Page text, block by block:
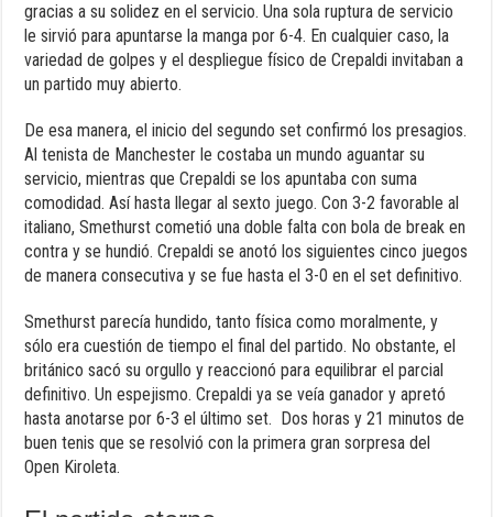
gracias a su solidez en el servicio. Una sola ruptura de servicio
le sirvió para apuntarse la manga por 6-4. En cualquier caso, la
variedad de golpes y el despliegue físico de Crepaldi invitaban a
un partido muy abierto.
De esa manera, el inicio del segundo set confirmó los presagios.
Al tenista de Manchester le costaba un mundo aguantar su
servicio, mientras que Crepaldi se los apuntaba con suma
comodidad. Así hasta llegar al sexto juego. Con 3-2 favorable al
italiano, Smethurst cometió una doble falta con bola de break en
contra y se hundió. Crepaldi se anotó los siguientes cinco juegos
de manera consecutiva y se fue hasta el 3-0 en el set definitivo.
Smethurst parecía hundido, tanto física como moralmente, y
sólo era cuestión de tiempo el final del partido. No obstante, el
británico sacó su orgullo y reaccionó para equilibrar el parcial
definitivo. Un espejismo. Crepaldi ya se veía ganador y apretó
hasta anotarse por 6-3 el último set. Dos horas y 21 minutos de
buen tenis que se resolvió con la primera gran sorpresa del
Open Kiroleta.